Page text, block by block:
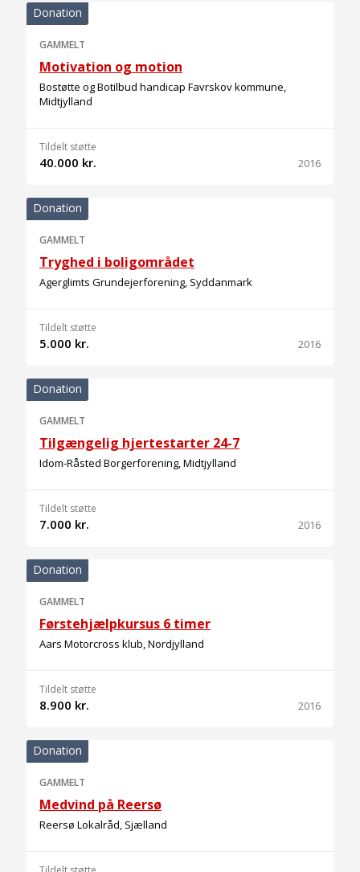
Donation
GAMMELT
Motivation og motion
Bostøtte og Botilbud handicap Favrskov kommune,
Midtjylland
Tildelt støtte
40.000 kr. 2016
Donation
GAMMELT
Tryghed i boligområdet
Agerglimts Grundejerforening, Syddanmark
Tildelt støtte
5.000 kr. 2016
Donation
GAMMELT
Tilgængelig hjertestarter 24-7
Idom-Råsted Borgerforening, Midtjylland
Tildelt støtte
7.000 kr. 2016
Donation
GAMMELT
Førstehjælpkursus 6 timer
Aars Motorcross klub, Nordjylland
Tildelt støtte
8.900 kr. 2016
Donation
GAMMELT
Medvind på Reersø
Reersø Lokalråd, Sjælland